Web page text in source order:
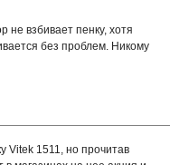
не взбивает пенку, хотя
без проблем. Никому
Vitek 1511, но прочитав